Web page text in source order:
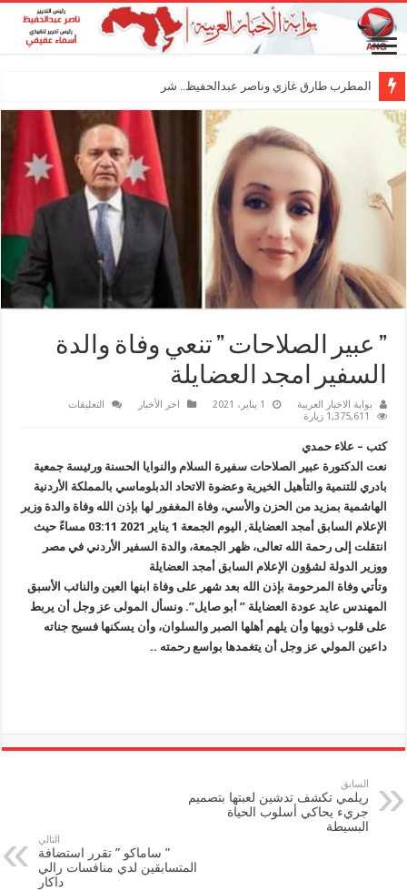
المطرب طارق غازي وناصر عبدالحفيظ.. شراكة فنية
” عبير الصلاحات ” تنعي وفاة والدة
السفير امجد العضايلة
بوابة الاخبار العربية 1 يناير، 2021 اخر الأخبار التعليقات
تنعي
وفاة
والدة
السفير
امجد
العضايلة
مغلقة
1,375,611 زيارة
كتب – علاء حمدي
نعت الدكتورة عبير الصلاحات سفيرة السلام والنوايا الحسنة ورئيسة جمعية
بادري للتنمية والتأهيل الخيرية وعضوة الاتحاد الدبلوماسي بالمملكة الأردنية
الهاشمية بمزيد من الحزن والأسي، وفاة المغفور لها بإذن الله وفاة والدة وزير
الإعلام السابق أمجد العضايلة, اليوم الجمعة 1 يناير 2021 03:11 مساءً حيث
انتقلت إلى رحمة الله تعالى، ظهر الجمعة، والدة السفير الأردني في مصر
ووزير الدولة لشؤون الإعلام السابق أمجد العضايلة
وتأتي وفاة المرحومة بإذن الله بعد شهر على وفاة ابنها العين والنائب الأسبق
المهندس عايد عودة العضايلة ” أبو صايل”. ونسأل المولى عز وجل أن يربط
على قلوب ذويها وأن يلهم أهلها الصبر والسلوان، وأن يسكنها فسيح جناته
داعين المولي عز وجل أن يتغمدها بواسع رحمته ..
السابق
ريلمي تكشف تدشين لعبتها بتصميم
جريء يحاكي أسلوب الحياة
البسيطة
التالي
” ساماكو ” تقرر استضافة
المتسابقين لدي منافسات رالي
داكار